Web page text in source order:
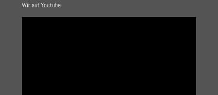
Wir auf Youtube